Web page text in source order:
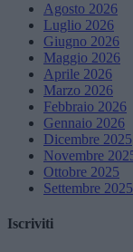
Agosto 2026
Luglio 2026
Giugno 2026
Maggio 2026
Aprile 2026
Marzo 2026
Febbraio 2026
Gennaio 2026
Dicembre 2025
Novembre
Ottobre 2025
Settembre 2025
Iscriviti